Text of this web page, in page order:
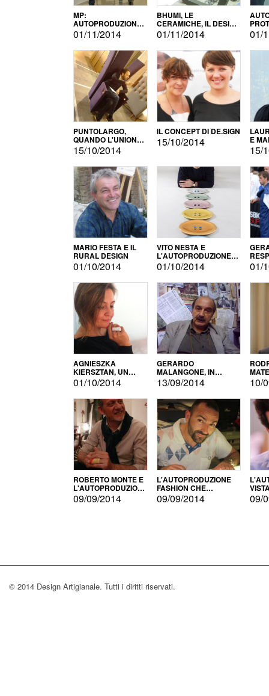
MP:
AUTOPRODUZIONE
E INNOVAZIONE
01/11/2014
BHUMI, LE
CERAMICHE, IL DESIGN
E L'AUTOPRODUZIONE
01/11/2014 01/
PUNTOLARGO,
QUANDO L'UNIONE
FA LA FORZA E
VINCE
15/10/2014
IL CONCEPT DI DE.SIGN
15/10/2014 E
15/
MARIO FESTA E IL
RURAL DESIGN
01/10/2014
VITO NESTA E
L'AUTOPRODUZIONE
COME RECUPERO DEI
SIMBOLI
01/10/2014 01/
AGNIESZKA
KIERSZTAN, UN
MODELLO DI
AUTOPRODUZIONE
01/10/2014
GERARDO
MALANGONE, IN
GIURIA PER IL
CONCORSO
LETTERARIO
13/09/2014 10/
ROBERTO MONTE E
L'AUTOPRODUZIONE
CON IL CENSIMENTO
09/09/2014
L'AUTOPRODUZIONE
FASHION CHE
CONQUISTA GLI USA
09/09/2014 09/
© 2014 Design Artigianale. Tutti i diritti riservati.